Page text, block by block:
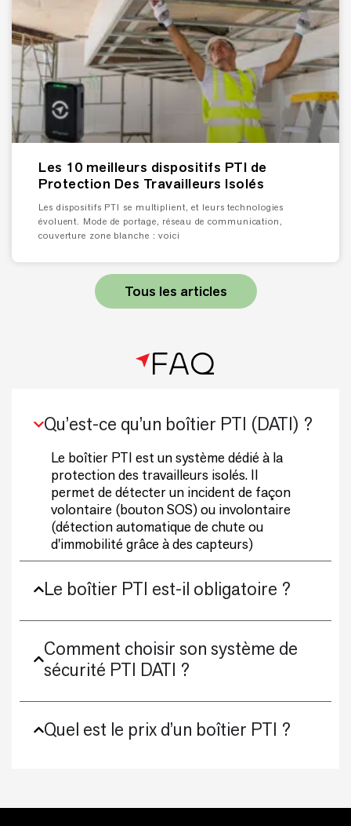
Les 10 meilleurs dispositifs PTI de
Protection Des Travailleurs Isolés
Les dispositifs PTI se multiplient, et leurs technologies
évoluent. Mode de portage, réseau de communication,
couverture zone blanche : voici
Tous les articles
FAQ
Qu’est-ce qu’un boîtier PTI (DATI) ?
Le boîtier PTI est un système dédié à la
protection des travailleurs isolés. Il
permet de détecter un incident de façon
volontaire (bouton SOS) ou involontaire
(détection automatique de chute ou
d'immobilité grâce à des capteurs)
Le boîtier PTI est-il obligatoire ?
Comment choisir son système de
sécurité PTI DATI ?
Quel est le prix d’un boîtier PTI ?